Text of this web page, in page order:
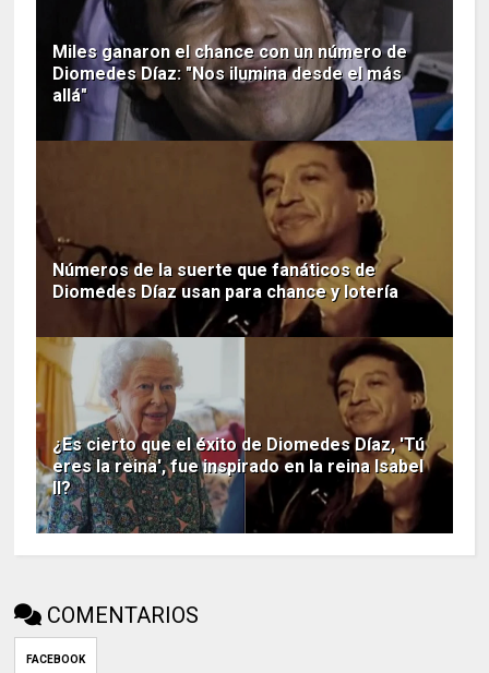
Miles ganaron el chance con un número de
Diomedes Díaz: "Nos ilumina desde el más
allá"
Números de la suerte que fanáticos de
Diomedes Díaz usan para chance y lotería
¿Es cierto que el éxito de Diomedes Díaz, 'Tú
eres la reina', fue inspirado en la reina Isabel
II?
COMENTARIOS
FACEBOOK